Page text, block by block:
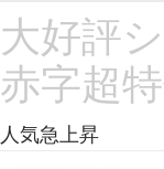
大好評
赤字超
人気急上昇